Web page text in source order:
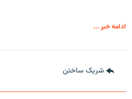
ادامه خبر ...
شریک ساختن